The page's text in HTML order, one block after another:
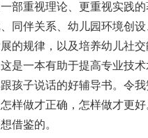
部重视理论、更重视实践
同伴关系、幼儿园环境创
的规律，以及培养幼儿社
是一本有助于提高专业技
孩子说话的好辅导书。令
样做才正确，怎样做才更
借鉴的。